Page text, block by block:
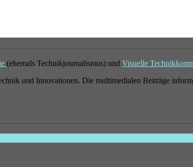
(ehemals Technikjournalismus) und Visuelle
und Innovationen. Die multimedialen Beiträge